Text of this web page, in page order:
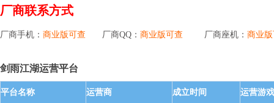
厂商联系方式
厂商手机： 商业版可查 厂商QQ： 商业版可查 厂商座机： 商业
剑雨江湖运营平台
平台名称 运营商 成立时间 运营游戏